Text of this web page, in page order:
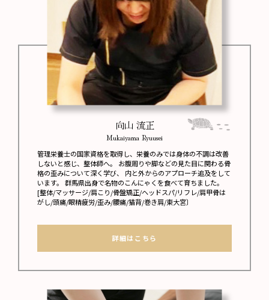
向山 流正
Mukaiyama Ryuusei
管理栄養士の国家資格を取得し、栄養のみでは身体の不調は改善
しないと感じ、整体師へ。 お腹周りや脚などの見た目に関わる骨
格の歪みについて深く学び、 内と外からのアプローチ追及をして
います。 群馬県出身で名物のこんにゃくを食べて育ちました。
[整体/マッサージ/肩こり/骨盤矯正/ヘッドスパ/リフレ/肩甲骨は
がし/頭痛/眼精疲労/歪み/腰痛/猫背/巻き肩/東大宮〕
詳細はこちら